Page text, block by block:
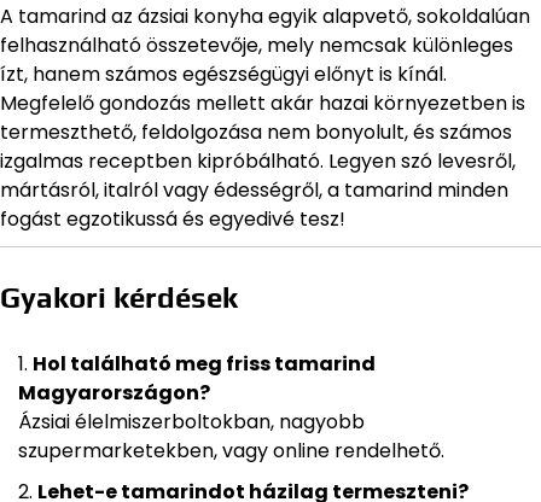
A tamarind az ázsiai konyha egyik alapvető, sokoldalúan
felhasználható összetevője, mely nemcsak különleges
ízt, hanem számos egészségügyi előnyt is kínál.
Megfelelő gondozás mellett akár hazai környezetben is
termeszthető, feldolgozása nem bonyolult, és számos
izgalmas receptben kipróbálható. Legyen szó levesről,
mártásról, italról vagy édességről, a tamarind minden
fogást egzotikussá és egyedivé tesz!
Gyakori kérdések
Hol található meg friss tamarind
Magyarországon?
Ázsiai élelmiszerboltokban, nagyobb
szupermarketekben, vagy online rendelhető.
Lehet-e tamarindot házilag termeszteni?